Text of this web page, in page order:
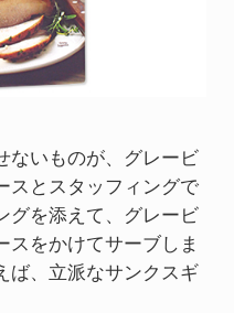
ないものが、グレービ
スとスタッフィングで
グを添えて、グレービ
スをかけてサーブしま
ば、立派なサンクスギ